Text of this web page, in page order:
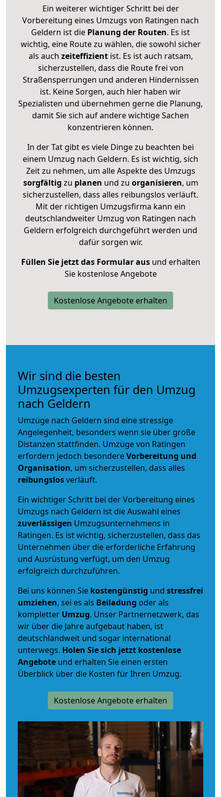
Ein weiterer wichtiger Schritt bei der
Vorbereitung eines Umzugs von Ratingen nach
Geldern ist die Planung der Routen. Es ist
wichtig, eine Route zu wählen, die sowohl sicher
als auch zeiteffizientist. Es ist auch ratsam,
sicherzustellen, dass die Route frei von
Straßensperrungen und anderen Hindernissen
ist. Keine Sorgen, auch hier haben wir
Spezialisten und übernehmen gerne die Planung,
damit Sie sich auf andere wichtige Sachen
konzentrieren können.
In der Tat gibt es viele Dinge zu beachten bei
einem Umzug nach Geldern. Es ist wichtig, sich
Zeit zu nehmen, um alle Aspekte des Umzugs
sorgfältig zu planen und zu organisieren, um
sicherzustellen, dass alles reibungslos verläuft.
Mit der richtigen Umzugsfirma kann ein
deutschlandweiter Umzug von Ratingen nach
Geldern erfolgreich durchgeführt werden und
dafür sorgen wir.
Füllen Sie jetzt das Formular ausund erhalten
Sie kostenlose Angebote
Kostenlose Angebote erhalten
Wir sind die besten
Umzugsexperten für den Umzug
nach Geldern
Umzüge nach Geldern sind eine stressige
Angelegenheit, besonders wenn sie über große
Distanzen stattfinden. Umzüge von Ratingen
erfordern jedoch besondereVorbereitung und
Organisation, um sicherzustellen, dass alles
reibungslosverläuft.
Ein wichtiger Schritt bei der Vorbereitung eines
Umzugs nach Geldern ist die Auswahl eines
zuverlässigen Umzugsunternehmens in
Ratingen. Es ist wichtig, sicherzustellen, dass das
Unternehmen über die erforderliche Erfahrung
und Ausrüstung verfügt, um den Umzug
erfolgreich durchzuführen.
Bei uns können Sie kostengünstig und stressfrei
umziehen, sei es als Beiladung oder als
kompletter Umzug. Unser Partnernetzwerk, das
wir über die Jahre aufgebaut haben, ist
deutschlandweit und sogar international
unterwegs. Holen Sie sich jetzt kostenlose
Angebote und erhalten Sie einen ersten
Überblick über die Kosten für Ihren Umzug.
Kostenlose Angebote erhalten